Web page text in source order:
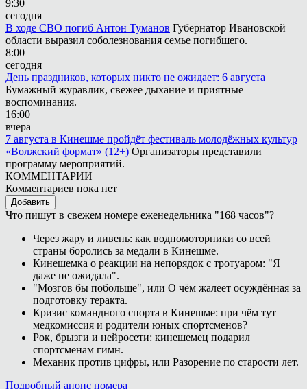
9:30
сегодня
В ходе СВО погиб Антон Туманов Губернатор Ивановской
области выразил соболезнования семье погибшего.
8:00
сегодня
День праздников, которых никто не ожидает: 6 августа
Бумажный журавлик, свежее дыхание и приятные
воспоминания.
16:00
вчера
7 августа в Кинешме пройдёт фестиваль молодёжных культур
«Волжский формат» (12+) Организаторы представили
программу мероприятий.
КОММЕНТАРИИ
Комментариев пока нет
Добавить
Что пишут в свежем номере еженедельника "168 часов"?
Через жару и ливень: как водномоторники со всей
страны боролись за медали в Кинешме.
Кинешемка о реакции на непорядок с тротуаром: "Я
даже не ожидала".
"Мозгов бы побольше", или О чём жалеет осуждённая за
подготовку теракта.
Кризис командного спорта в Кинешме: при чём тут
медкомиссия и родители юных спортсменов?
Рок, брызги и нейросети: кинешемец подарил
спортсменам гимн.
Механик против цифры, или Разорение по старости лет.
Подробный анонс номера